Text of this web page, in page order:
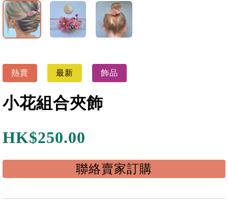
熱賣 最新 飾品
小花組合夾飾
HK$250.00
聯絡賣家訂購